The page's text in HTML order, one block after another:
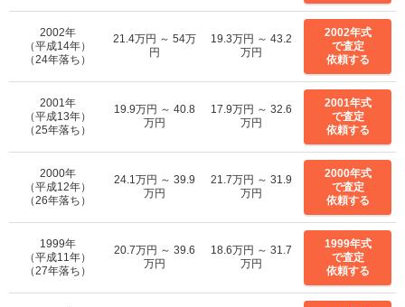
2002年
（平成14年）
（24年落ち）
21.4万円 ～ 54万
円
19.3万円 ～ 43.2
万円
2002年式
で査定
依頼する
2001年
（平成13年）
（25年落ち）
19.9万円 ～ 40.8
万円
17.9万円 ～ 32.6
万円
2001年式
で査定
依頼する
2000年
（平成12年）
（26年落ち）
24.1万円 ～ 39.9
万円
21.7万円 ～ 31.9
万円
2000年式
で査定
依頼する
1999年
（平成11年）
（27年落ち）
20.7万円 ～ 39.6
万円
18.6万円 ～ 31.7
万円
1999年式
で査定
依頼する